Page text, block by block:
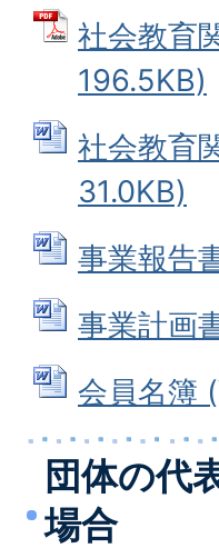
社会教育
196.5KB)
社会教育
31.0KB)
事業報告
事業計画
会員名簿
団体の代
場合